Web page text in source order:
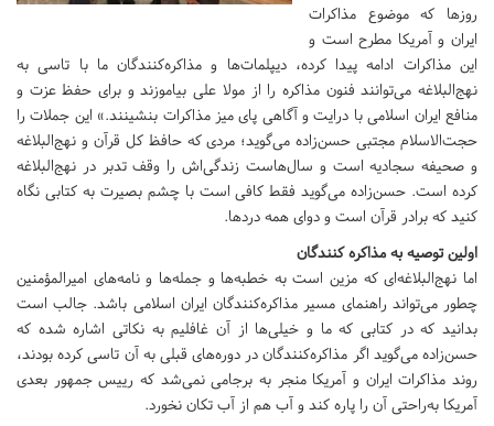
روزها که موضوع مذاکرات
ایران و آمریکا مطرح است و
این مذاکرات ادامه پیدا کرده، دیپلمات‌ها و مذاکره‌کنندگان ما با تاسی به
نهج‌البلاغه می‌توانند فنون مذاکره را از مولا علی بیاموزند و برای حفظ عزت و
منافع ایران اسلامی با درایت و آگاهی پای میز مذاکرات بنشینند.» این جملات را
حجت‌الاسلام مجتبی حسن‌زاده می‌گوید؛ مردی که حافظ کل قرآن و نهج‌البلاغه
و صحیفه سجادیه است و سال‌هاست زندگی‌اش را وقف تدبر در نهج‌البلاغه
کرده است. حسن‌زاده می‌گوید فقط کافی است با چشم بصیرت به کتابی نگاه
کنید که برادر قرآن است و دوای همه دردها.
اولین توصیه به مذاکره کنندگان
اما نهج‌البلاغه‌ای که مزین است به خطبه‌ها و جمله‌ها و نامه‌های امیرالمؤمنین
چطور می‌تواند راهنمای مسیر مذاکره‌کنندگان ایران اسلامی باشد. جالب است
بدانید که در کتابی که ما و خیلی‌ها از آن غافلیم به نکاتی اشاره شده که
حسن‌زاده می‌گوید اگر مذاکره‌کنندگان در دوره‌های قبلی به آن تاسی کرده بودند،
روند مذاکرات ایران و آمریکا منجر به برجامی نمی‌شد که رییس جمهور بعدی
آمریکا به‌راحتی آن را پاره کند و آب هم از آب تکان نخورد.